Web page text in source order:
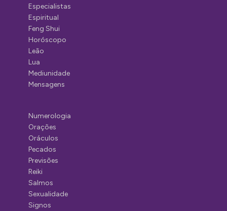
Especialistas
Espiritual
Feng Shui
Horóscopo
Leão
Lua
Mediunidade
Mensagens
Numerologia
Orações
Oráculos
Pecados
Previsões
Reiki
Salmos
Sexualidade
Signos